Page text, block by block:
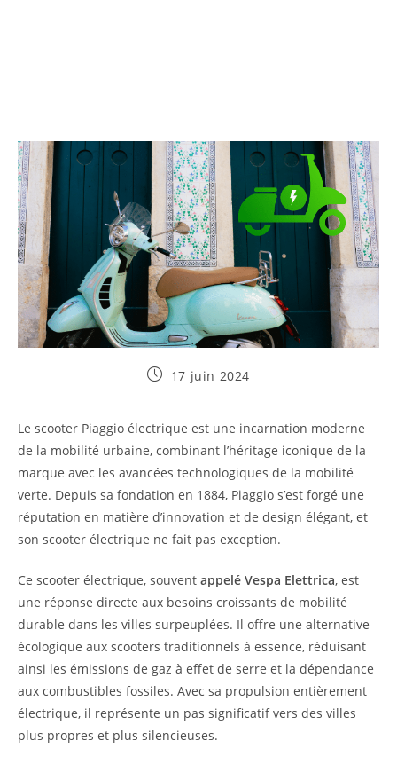
Publication
17 juin 2024
Le scooter Piaggio électrique est une incarnation moderne
de la mobilité urbaine, combinant l’héritage iconique de la
marque avec les avancées technologiques de la mobilité
verte. Depuis sa fondation en 1884, Piaggio s’est forgé une
réputation en matière d’innovation et de design élégant, et
son scooter électrique ne fait pas exception.
Ce scooter électrique, souvent appelé Vespa Elettrica, est
une réponse directe aux besoins croissants de mobilité
durable dans les villes surpeuplées. Il offre une alternative
écologique aux scooters traditionnels à essence, réduisant
ainsi les émissions de gaz à effet de serre et la dépendance
aux combustibles fossiles. Avec sa propulsion entièrement
électrique, il représente un pas significatif vers des villes
plus propres et plus silencieuses.